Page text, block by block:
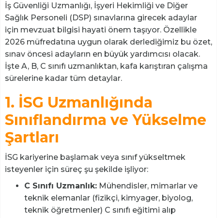
İş Güvenliği Uzmanlığı, İşyeri Hekimliği ve Diğer
Sağlık Personeli (DSP) sınavlarına girecek adaylar
için mevzuat bilgisi hayati önem taşıyor. Özellikle
2026 müfredatına uygun olarak derlediğimiz bu özet,
sınav öncesi adayların en büyük yardımcısı olacak.
İşte A, B, C sınıfı uzmanlıktan, kafa karıştıran çalışma
sürelerine kadar tüm detaylar.
1. İSG Uzmanlığında
Sınıflandırma ve Yükselme
Şartları
İSG kariyerine başlamak veya sınıf yükseltmek
isteyenler için süreç şu şekilde işliyor:
C Sınıfı Uzmanlık: Mühendisler, mimarlar ve
teknik elemanlar (fizikçi, kimyager, biyolog,
teknik öğretmenler) C sınıfı eğitimi alıp